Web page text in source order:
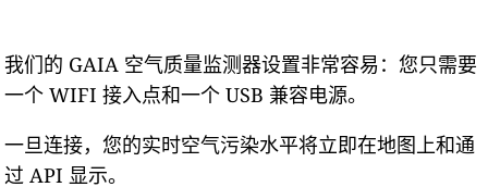
我们的 GAIA 空气质量监测器设置非常容易：您只需要
一个 WIFI 接入点和一个 USB 兼容电源。
一旦连接，您的实时空气污染水平将立即在地图上和通
过 API 显示。